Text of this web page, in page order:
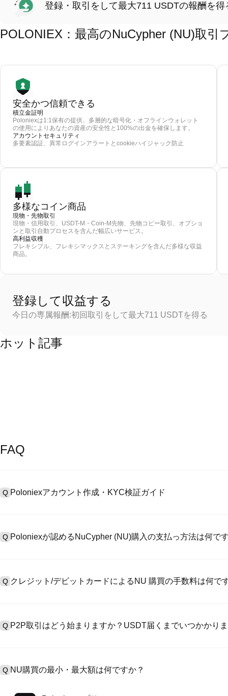
登録・取引をして最大711 USDTの報酬を得
POLONIEX：最高のNuCypher (NU)取引
安全かつ信頼できる
積立金証明
Poloniexは1:1保有の提供、多層的な暗号化・オフラインウォレット
の使用によりあなたの資産の安全性と100%の出金を確保します。
アカウントセキュリティ
多要素認証、異常ログインアラートとcookieハイジャック防止
多様なコイン商品
現物・先物取引
現物・信用取引、USDT-M・Coin-M先物、先物コピー取引、オプショ
ンと取引自動プロセスを含んだ幅広いサービス。
高利益収穫
フレキシブル、フレキシマックスとステーキングを含んだ多様な収益
商品。
登録して収益する
今日の専属報酬:初回取引をして最大711 USDTを得る
ホット記事
FAQ
Q Poloniexアカウント作成・KYC検証ガイド
>「安全性」へ有効ID証明をアップし、自撮りしてKYC検証を完成
Q Poloniexが認めるNuCypher (NU)購入の支払っ方法は何で
入金）（プロセス1～3営業日かかる）;4）$100,000超えた大額売
Q クレジット/デビットカードによるNU 購買の手数料は何で
手数料（0.05%まで低く）が必要です。
Q P2P取引はどう始まりますか？USDT届くまでいつかかり
第に、決済は通常15分～2時間かかります。
Q NU購買の最小・最大額は何ですか？